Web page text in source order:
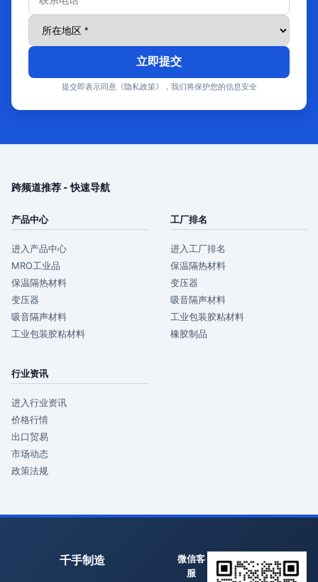
立即提交
提交即表示同意《隐私政策》，我们将保护您的信息安全
跨频道推荐 - 快速导航
产品中心
进入产品中心
MRO工业品
保温隔热材料
变压器
吸音隔声材料
工业包装胶粘材料
工厂排名
进入工厂排名
保温隔热材料
变压器
吸音隔声材料
工业包装胶粘材料
橡胶制品
行业资讯
进入行业资讯
价格行情
出口贸易
市场动态
政策法规
千手制造
微信客
服